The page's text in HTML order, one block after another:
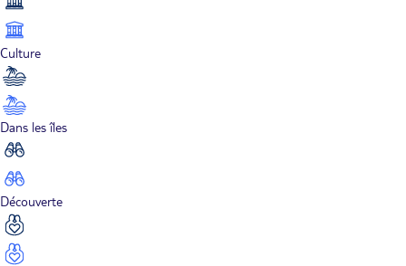
Culture
Dans les îles
Découverte